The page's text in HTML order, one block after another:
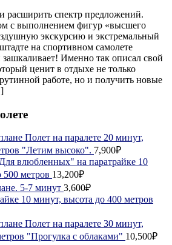
расширить спектр предложений.
с выполнением фигур «высшего
экскурсию и экстремальный
на спортивном самолете
Именно так описал свой
ценит в отдыхе не только
работе, но и получить новые
Полет на паралете 20 минут,
"Летим высоко". 7,900₽
влюбленных" на паратрайке 10
500 метров 13,200₽
5-7 минут 3,600₽
10 минут, высота до 400 метров
Полет на паралете 30 минут,
"Прогулка с облаками" 10,500₽